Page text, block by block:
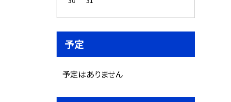
予定
予定はありません